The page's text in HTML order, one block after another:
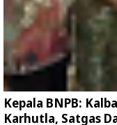
Kepala BNPB:
Karhutla, Satgas